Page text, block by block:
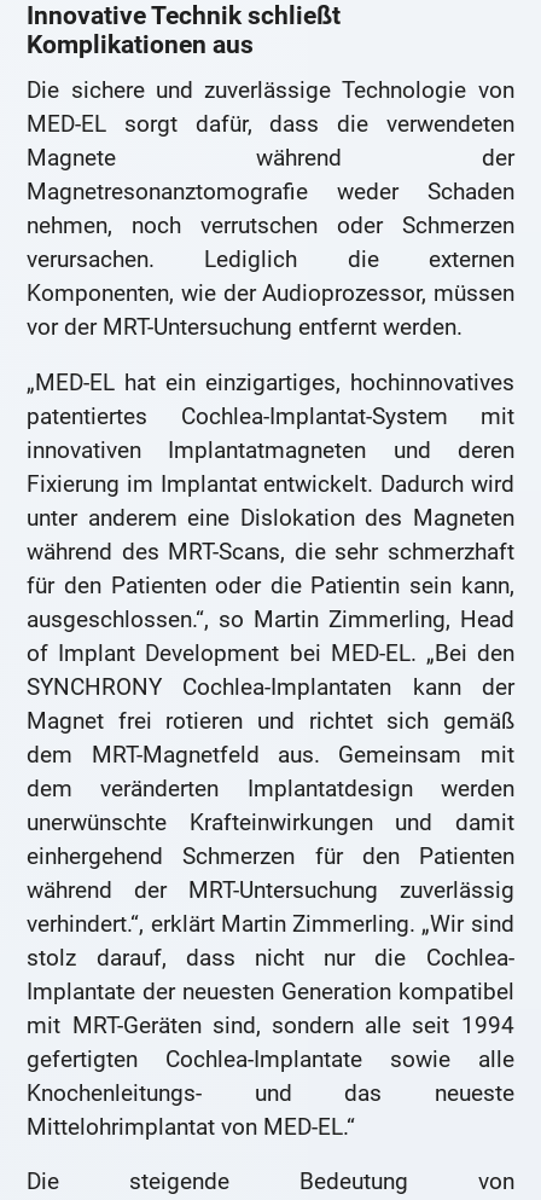
Innovative Technik schließt
Komplikationen aus
Die sichere und zuverlässige Technologie von
MED-EL sorgt dafür, dass die verwendeten
Magnete während der
Magnetresonanztomografie weder Schaden
nehmen, noch verrutschen oder Schmerzen
verursachen. Lediglich die externen
Komponenten, wie der Audioprozessor, müssen
vor der MRT-Untersuchung entfernt werden.
„MED-EL hat ein einzigartiges, hochinnovatives
patentiertes Cochlea-Implantat-System mit
innovativen Implantatmagneten und deren
Fixierung im Implantat entwickelt. Dadurch wird
unter anderem eine Dislokation des Magneten
während des MRT-Scans, die sehr schmerzhaft
für den Patienten oder die Patientin sein kann,
ausgeschlossen.“, so Martin Zimmerling, Head
of Implant Development bei MED-EL. „Bei den
SYNCHRONY Cochlea-Implantaten kann der
Magnet frei rotieren und richtet sich gemäß
dem MRT-Magnetfeld aus. Gemeinsam mit
dem veränderten Implantatdesign werden
unerwünschte Krafteinwirkungen und damit
einhergehend Schmerzen für den Patienten
während der MRT-Untersuchung zuverlässig
verhindert.“, erklärt Martin Zimmerling. „Wir sind
stolz darauf, dass nicht nur die Cochlea-
Implantate der neuesten Generation kompatibel
mit MRT-Geräten sind, sondern alle seit 1994
gefertigten Cochlea-Implantate sowie alle
Knochenleitungs- und das neueste
Mittelohrimplantat von MED-EL.“
Die steigende Bedeutung von